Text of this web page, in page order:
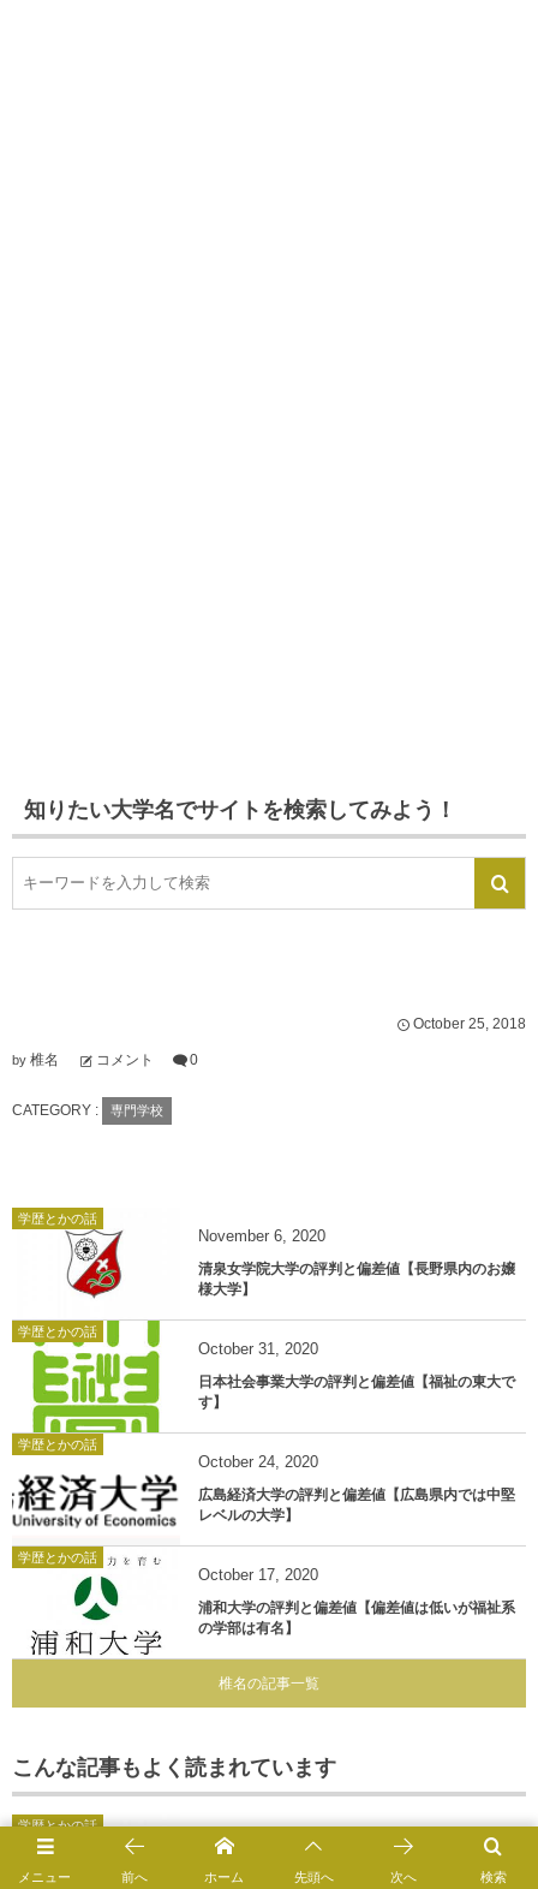
知りたい大学名でサイトを検索してみよう！
October 25 2018
by 椎名 コメント 0
CATEGORY : 専門学校
学歴とかの話
November 6, 2020
清泉女学院大学の評判と偏差値【長野県内のお嬢
様大学】
学歴とかの話
October 31, 2020
日本社会事業大学の評判と偏差値【福祉の東大で
す】
学歴とかの話
October 24, 2020
広島経済大学の評判と偏差値【広島県内では中堅
レベルの大学】
学歴とかの話
October 17, 2020
浦和大学の評判と偏差値【偏差値は低いが福祉系
の学部は有名】
椎名の記事一覧
こんな記事もよく読まれています
学歴とかの話
清泉女学院大学の評判と偏差値【長野県内のお嬢
様大学】
メニュー 検索
前へ ホーム 先頭へ 次へ